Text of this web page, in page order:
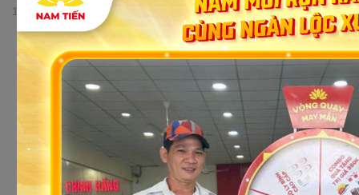
12/05/2023 08:38:15